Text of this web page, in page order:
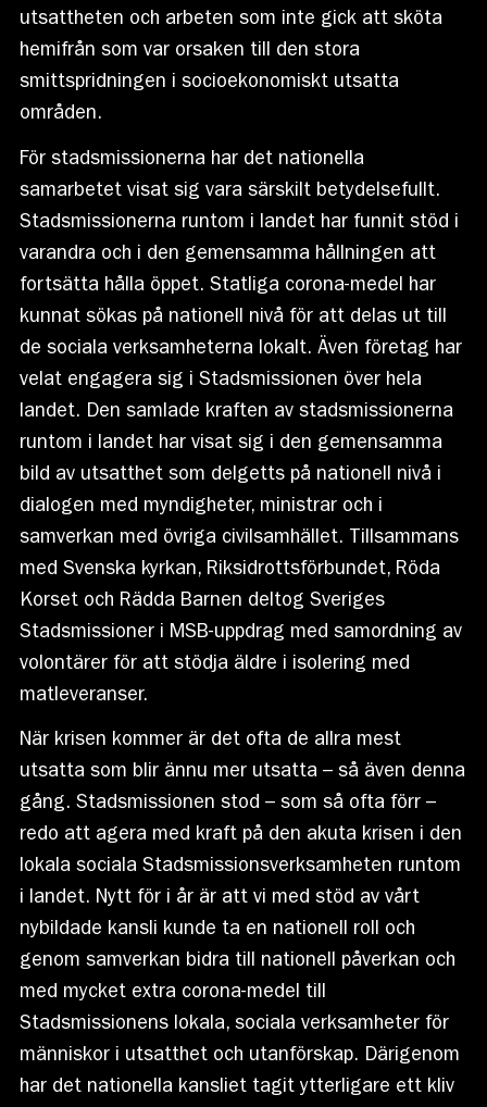
utsattheten och arbeten som inte gick att sköta
hemifrån som var orsaken till den stora
smittspridningen i socioekonomiskt utsatta
områden.
För stadsmissionerna har det nationella
samarbetet visat sig vara särskilt betydelsefullt.
Stadsmissionerna runtom i landet har funnit stöd i
varandra och i den gemensamma hållningen att
fortsätta hålla öppet. Statliga corona-medel har
kunnat sökas på nationell nivå för att delas ut till
de sociala verksamheterna lokalt. Även företag har
velat engagera sig i Stadsmissionen över hela
landet. Den samlade kraften av stadsmissionerna
runtom i landet har visat sig i den gemensamma
bild av utsatthet som delgetts på nationell nivå i
dialogen med myndigheter, ministrar och i
samverkan med övriga civilsamhället. Tillsammans
med Svenska kyrkan, Riksidrottsförbundet, Röda
Korset och Rädda Barnen deltog Sveriges
Stadsmissioner i MSB-uppdrag med samordning av
volontärer för att stödja äldre i isolering med
matleveranser.
När krisen kommer är det ofta de allra mest
utsatta som blir ännu mer utsatta – så även denna
gång. Stadsmissionen stod – som så ofta förr –
redo att agera med kraft på den akuta krisen i den
lokala sociala Stadsmissionsverksamheten runtom
i landet. Nytt för i år är att vi med stöd av vårt
nybildade kansli kunde ta en nationell roll och
genom samverkan bidra till nationell påverkan och
med mycket extra corona-medel till
Stadsmissionens lokala, sociala verksamheter för
människor i utsatthet och utanförskap. Därigenom
har det nationella kansliet tagit ytterligare ett kliv